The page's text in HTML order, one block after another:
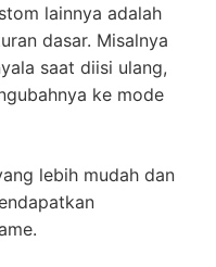
lainnya adalah
dasar. Misalnya
saat diisi ulang,
ke mode
lebih mudah dan